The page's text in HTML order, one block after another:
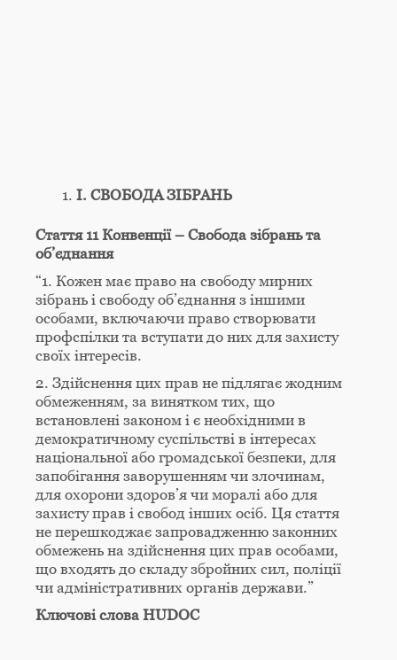
I. СВОБОДА ЗІБРАНЬ
Стаття 11 Конвенції – Свобода зібрань та
об’єднання
“1. Кожен має право на свободу мирних
зібрань і свободу об’єднання з іншими
особами, включаючи право створювати
профспілки та вступати до них для захисту
своїх інтересів.
2. Здійснення цих прав не підлягає жодним
обмеженням, за винятком тих, що
встановлені законом і є необхідними в
демократичному суспільстві в інтересах
національної або громадської безпеки, для
запобігання заворушенням чи злочинам,
для охорони здоров’я чи моралі або для
захисту прав і свобод інших осіб. Ця стаття
не перешкоджає запровадженню законних
обмежень на здійснення цих прав особами,
що входять до складу збройних сил, поліції
чи адміністративних органів держави.”
Ключові слова HUDOC